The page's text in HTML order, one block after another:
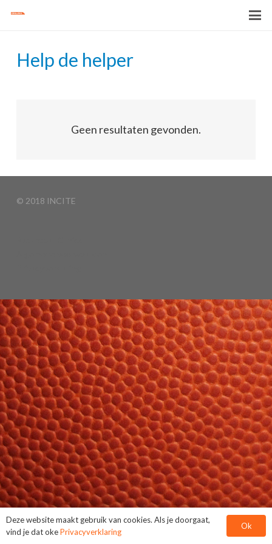
Help de helper
Geen resultaten gevonden.
© 2018 INCITE
Deze website maakt gebruik van cookies. Als je doorgaat,
vind je dat okePrivacyverklaring
Ok